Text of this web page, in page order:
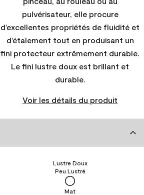
pulvérisateur, elle procure
d’excellentes propriétés de fluidité et
d’étalement tout en produisant un
fini protecteur extrêmement durable.
Le fini lustre doux est brillant et
durable.
Voir les détails du produit
Mat
Peu Lustré
Lustre Doux